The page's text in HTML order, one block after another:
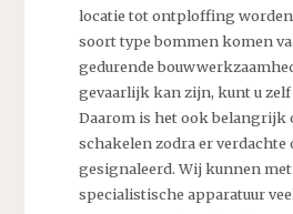
locatie tot ontploffing
soort type bommen komen
gedurende
gevaarlijk kan zijn, kunt u
Daarom is het ook belangrijk
schakelen zodra er verdachte
gesignaleerd. Wij kunnen
specialistische apparatuur